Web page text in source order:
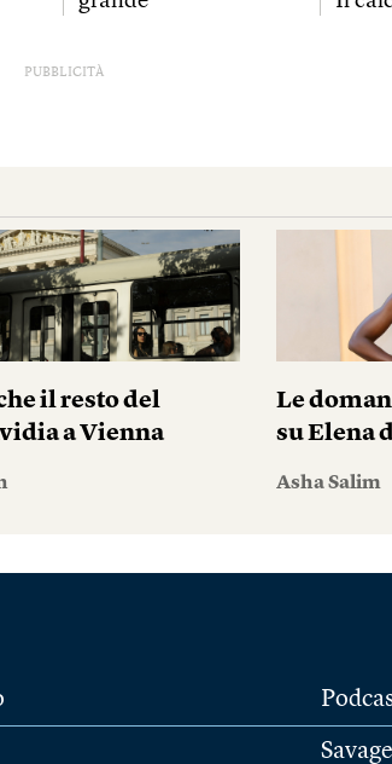
PUBBLICITÀ
il resto del
a Vienna
Le
su Elena
Asha Salim